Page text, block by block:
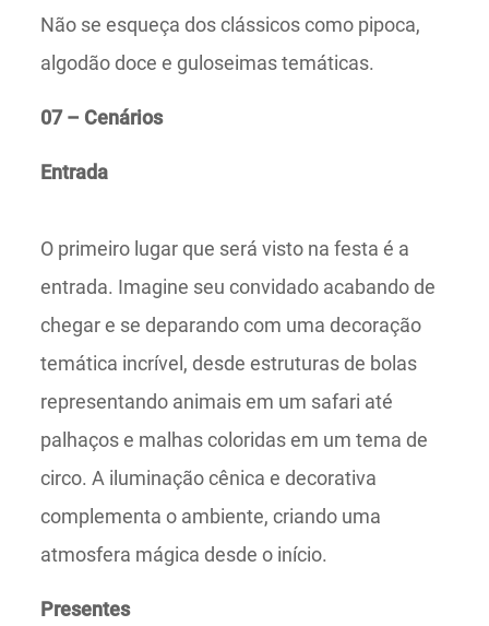
Não se esqueça dos clássicos como pipoca,
algodão doce e guloseimas temáticas.
07 – Cenários
Entrada
O primeiro lugar que será visto na festa é a
entrada. Imagine seu convidado acabando de
chegar e se deparando com uma decoração
temática incrível, desde estruturas de bolas
representando animais em um safari até
palhaços e malhas coloridas em um tema de
circo. A iluminação cênica e decorativa
complementa o ambiente, criando uma
atmosfera mágica desde o início.
Presentes